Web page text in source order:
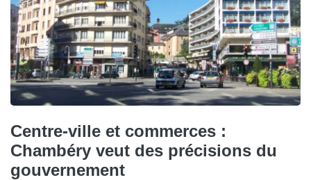
Centre-ville et commerces :
Chambéry veut des précisions du
gouvernement